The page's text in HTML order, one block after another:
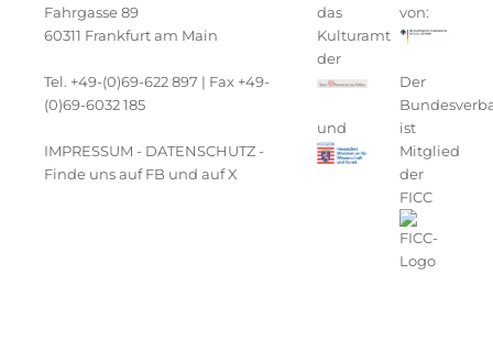
Fahrgasse 89
60311 Frankfurt am Main
Tel. +49-(0)69-622 897 | Fax +49-
(0)69-6032 185
IMPRESSUM - DATENSCHUTZ-
Finde uns auf FB und aufX
das
Kulturamt
der
und
von:
Der
ist
Mitglied
der
FICC